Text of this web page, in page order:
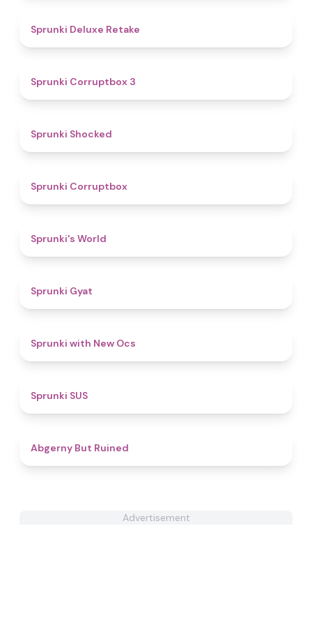
Sprunki Deluxe Retake
Sprunki Corruptbox 3
Sprunki Shocked
Sprunki Corruptbox
Sprunki's World
Sprunki Gyat
Sprunki with New Ocs
Sprunki SUS
Abgerny But Ruined
Advertisement